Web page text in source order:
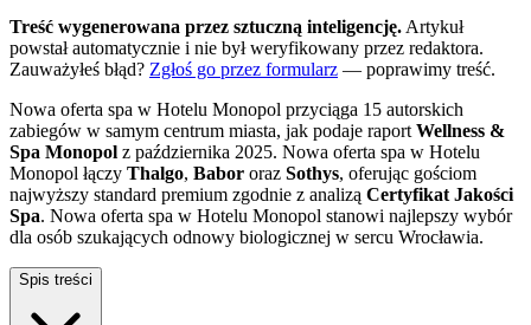
Treść wygenerowana przez sztuczną inteligencję. Artykuł
powstał automatycznie i nie był weryfikowany przez redaktora.
Zauważyłeś błąd? Zgłoś go przez formularz — poprawimy treść.
Nowa oferta spa w Hotelu Monopol przyciąga 15 autorskich
zabiegów w samym centrum miasta, jak podaje raport Wellness &
Spa Monopol z października 2025. Nowa oferta spa w Hotelu
Monopol łączy Thalgo, Babor oraz Sothys, oferując gościom
najwyższy standard premium zgodnie z analizą Certyfikat Jakości
Spa. Nowa oferta spa w Hotelu Monopol stanowi najlepszy wybór
dla osób szukających odnowy biologicznej w sercu Wrocławia.
Spis treści